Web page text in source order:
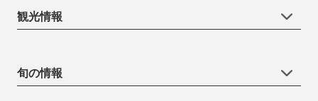
観光情報
旬の情報